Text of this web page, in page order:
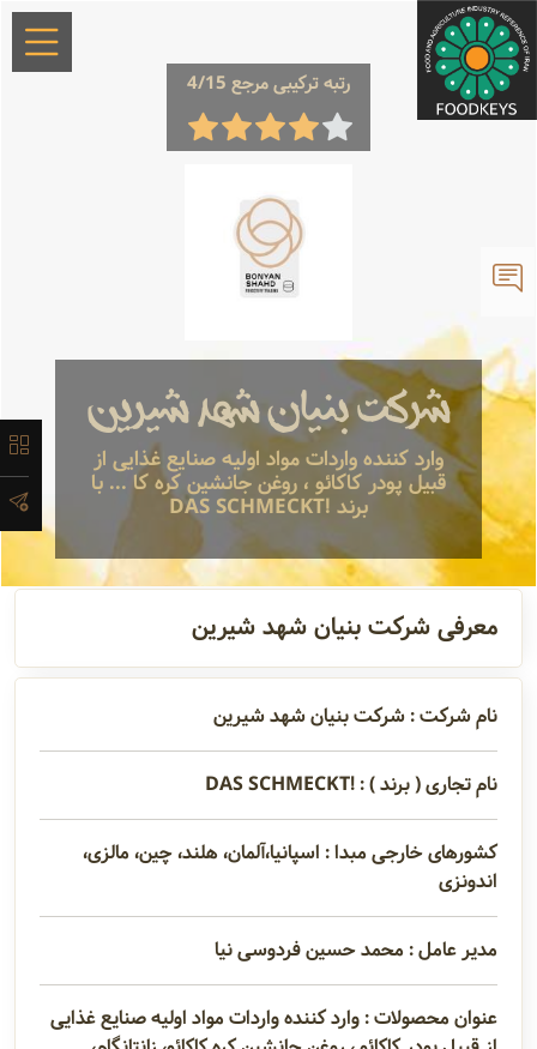
رتبه ترکیبی مرجع 4/15
شرکت بنیان شهد شیرین
وارد کننده واردات مواد اولیه صنایع غذایی از
قبیل پودر کاکائو ، روغن جانشین کره کا ... با
برند !DAS SCHMECKT
×
معرفی
تاریخچه
لیست
محصولات
آدرس و
اطلاعات
تماس
مدیران و
مسئولین
گالری
سابقه
شرکت
معرفی شرکت بنیان شهد شیرین
نام شرکت : شرکت بنیان شهد شیرین
نام تجاری ( برند ) : !DAS SCHMECKT
کشورهای خارجی مبدا : اسپانیا،آلمان، هلند، چین، مالزی،
اندونزی
مدیر عامل : محمد حسین فردوسی نیا
عنوان محصولات : وارد کننده واردات مواد اولیه صنایع غذایی